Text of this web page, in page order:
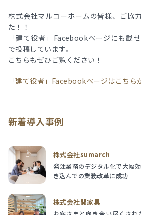
株式会社マルコーホームの皆様、ご協
た！！
「建て役者」Facebookページにも載
で投稿しています。
こちらもぜひご覧ください！
「建て役者」Facebookページはこちら
新着導入事例
株式会社sumarch
発注業務のデジタル化で大幅
き込んでの業務改革に成功
株式会社関家具